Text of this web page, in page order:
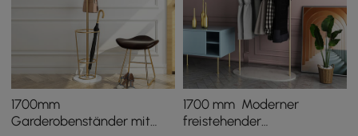
1700mm
Garderobenständer mit
1700 mm Moderner
freistehender